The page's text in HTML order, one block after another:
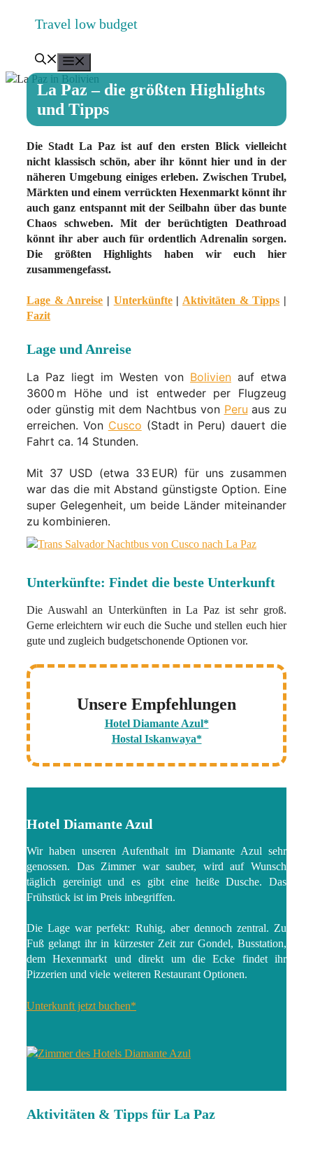
springen
Travel low budget
La Paz – die größten Highlights
und Tipps
Die Stadt La Paz ist auf den ersten Blick vielleicht
nicht klassisch schön, aber ihr könnt hier und in der
näheren Umgebung einiges erleben. Zwischen Trubel,
Märkten und einem verrückten Hexenmarkt könnt ihr
auch ganz entspannt mit der Seilbahn über das bunte
Chaos schweben. Mit der berüchtigten Deathroad
könnt ihr aber auch für ordentlich Adrenalin sorgen.
Die größten Highlights haben wir euch hier
zusammengefasst.
Lage & Anreise | Unterkünfte| Aktivitäten & Tipps |
Fazit
Lage und Anreise
La Paz liegt im Westen von Bolivien auf etwa
3600 m Höhe und ist entweder per Flugzeug
oder günstig mit dem Nachtbus von Peru aus zu
erreichen. Von Cusco (Stadt in Peru) dauert die
Fahrt ca. 14 Stunden.
Mit 37 USD (etwa 33 EUR) für uns zusammen
war das die mit Abstand günstigste Option. Eine
super Gelegenheit, um beide Länder miteinander
zu kombinieren.
Unterkünfte: Findet die beste Unterkunft
Die Auswahl an Unterkünften in La Paz ist sehr groß.
Gerne erleichtern wir euch die Suche und stellen euch hier
gute und zugleich budgetschonende Optionen vor.
Unsere Empfehlungen
Hotel Diamante Azul*
Hostal Iskanwaya*
Hotel Diamante Azul
Wir haben unseren Aufenthalt im Diamante Azul sehr
genossen. Das Zimmer war sauber, wird auf Wunsch
täglich gereinigt und es gibt eine heiße Dusche. Das
Frühstück ist im Preis inbegriffen.
Die Lage war perfekt: Ruhig, aber dennoch zentral. Zu
Fuß gelangt ihr in kürzester Zeit zur Gondel, Busstation,
dem Hexenmarkt und direkt um die Ecke findet ihr
Pizzerien und viele weiteren Restaurant Optionen.
Unterkunft jetzt buchen*
Aktivitäten & Tipps für La Paz